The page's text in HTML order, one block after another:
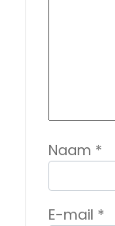
Naam *
E-mail *